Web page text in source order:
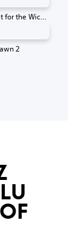
No Rest for the Wicked
2